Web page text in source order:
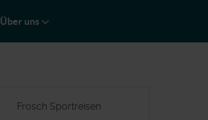
Über uns
Frosch Sportreisen